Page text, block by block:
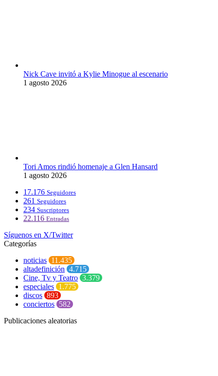
Nick Cave invitó a Kylie Minogue al escenario
1 agosto 2026
Tori Amos rindió homenaje a Glen Hansard
1 agosto 2026
17.176 Seguidores
261 Seguidores
234 Suscriptores
22.116 Entradas
Síguenos en X/Twitter
Categorías
noticias 11.435
altadefinición 4.715
Cine, Tv y Teatro 3.379
especiales 1.775
discos 893
conciertos 582
Publicaciones aleatorias